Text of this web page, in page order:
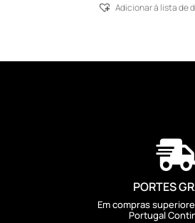
Adicionar á lista de

PORTES
Em compras
Portugal